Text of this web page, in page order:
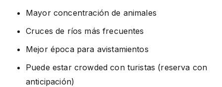
Mayor concentración de animales
Cruces de ríos más frecuentes
Mejor época para avistamientos
Puede estar crowded con turistas (reserva con
anticipación)